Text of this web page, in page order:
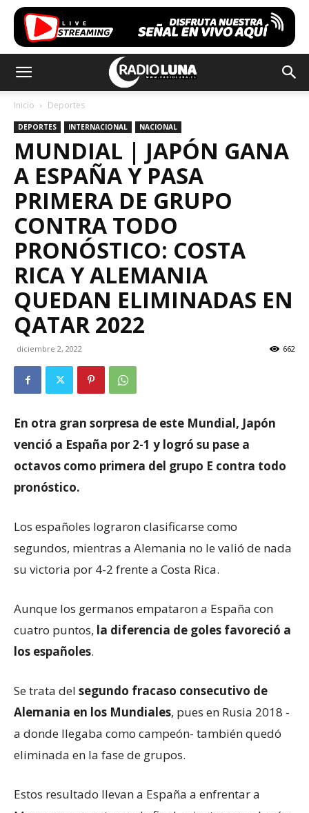
Inicio Deportes
DEPORTES INTERNACIONAL NACIONAL
MUNDIAL | JAPÓN GANA
A ESPAÑA Y PASA
PRIMERA DE GRUPO
CONTRA TODO
PRONÓSTICO: COSTA
RICA Y ALEMANIA
QUEDAN ELIMINADAS EN
QATAR 2022
diciembre 2, 2022 662
En otra gran sorpresa de este Mundial, Japón
venció a España por 2-1 y logró su pase a
octavos como primera del grupo E contra todo
pronóstico.
Los españoles lograron clasificarse como
segundos, mientras a Alemania no le valió de nada
su victoria por 4-2 frente a Costa Rica.
Aunque los germanos empataron a España con
cuatro puntos, la diferencia de goles favoreció a
los españoles.
Se trata del segundo fracaso consecutivo de
Alemania en los Mundiales, pues en Rusia 2018 -
a donde llegaba como campeón- también quedó
eliminada en la fase de grupos.
Estos resultado llevan a España a enfrentar a